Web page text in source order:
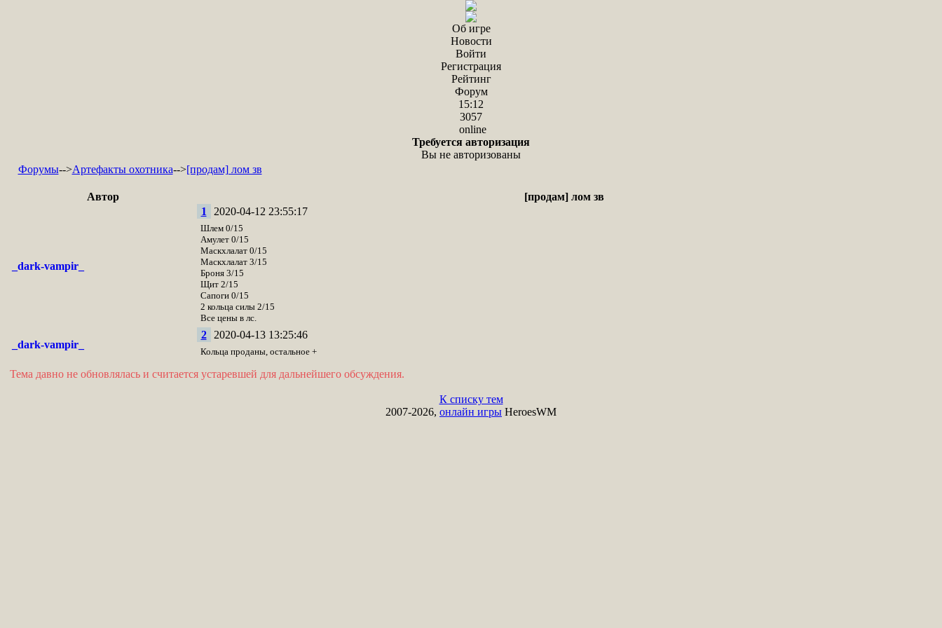
Об игре
Новости
Войти
Регистрация
Рейтинг
Форум
15:12
3057
online
Требуется авторизация
Вы не авторизованы
Форумы-->Артефакты охотника-->[продам] лом зв
Автор [продам] лом зв
_dark-vampir_
1 2020-04-12 23:55:17
Шлем 0/15
Амулет 0/15
Маскхлалат 0/15
Маскхлалат 3/15
Броня 3/15
Щит 2/15
Сапоги 0/15
2 кольца силы 2/15
Все цены в лс.
_dark-vampir_
2 2020-04-13 13:25:46
Кольца проданы, остальное +
Тема давно не обновлялась и считается устаревшей для дальнейшего обсуждения.
К списку тем
2007-2026, онлайн игры HeroesWM